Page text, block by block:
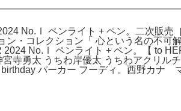
No.Ⅰ ペンライト + ペン。二次販売
・コレクション「 心という名の不可
No.Ⅰ ペンライト + ペン。【 to
寺勇太 うちわ岸優太 うちわアクリル
birthday パーカー フーディ。西野カナ